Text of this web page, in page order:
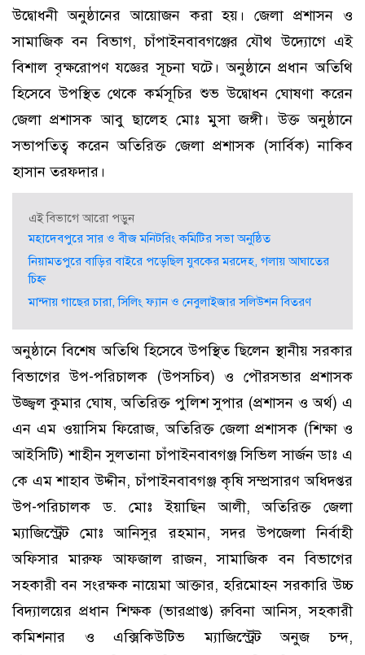
উদ্বোধনী অনুষ্ঠানের আয়োজন করা হয়। জেলা প্রশাসন ও
সামাজিক বন বিভাগ, চাঁপাইনবাবগঞ্জের যৌথ উদ্যোগে এই
বিশাল বৃক্ষরোপণ যজ্ঞের সূচনা ঘটে। ​অনুষ্ঠানে প্রধান অতিথি
হিসেবে উপস্থিত থেকে কর্মসূচির শুভ উদ্বোধন ঘোষণা করেন
জেলা প্রশাসক আবু ছালেহ মোঃ মুসা জঙ্গী। উক্ত অনুষ্ঠানে
সভাপতিত্ব করেন অতিরিক্ত জেলা প্রশাসক (সার্বিক) নাকিব
হাসান তরফদার।
এই বিভাগে আরো পড়ুন
মহাদেবপুরে সার ও বীজ মনিটরিং কমিটির সভা অনুষ্ঠিত
নিয়ামতপুরে বাড়ির বাইরে পড়েছিল যুবকের মরদেহ, গলায় আঘাতের
চিহ্ন
মান্দায় গাছের চারা, সিলিং ফ্যান ও নেবুলাইজার সলিউশন বিতরণ
অনুষ্ঠানে বিশেষ অতিথি হিসেবে উপস্থিত ছিলেন স্থানীয় সরকার
বিভাগের উপ-পরিচালক (উপসচিব) ও পৌরসভার প্রশাসক
উজ্জ্বল কুমার ঘোষ, অতিরিক্ত পুলিশ সুপার (প্রশাসন ও অর্থ) এ
এন এম ওয়াসিম ফিরোজ, অতিরিক্ত জেলা প্রশাসক (শিক্ষা ও
আইসিটি) শাহীন সুলতানা চাঁপাইনবাবগঞ্জ সিভিল সার্জন ডাঃ এ
কে এম শাহাব উদ্দীন, চাঁপাইনবাবগঞ্জ কৃষি সম্প্রসারণ অধিদপ্তর
উপ-পরিচালক ড. মোঃ ইয়াছিন আলী, অতিরিক্ত জেলা
ম্যাজিস্ট্রেট মোঃ আনিসুর রহমান, সদর উপজেলা নির্বাহী
অফিসার মারুফ আফজাল রাজন, সামাজিক বন বিভাগের
সহকারী বন সংরক্ষক নায়েমা আক্তার, হরিমোহন সরকারি উচ্চ
বিদ্যালয়ের প্রধান শিক্ষক (ভারপ্রাপ্ত) রুবিনা আনিস, সহকারী
কমিশনার ও এক্সিকিউটিভ ম্যাজিস্ট্রেট অনুজ চন্দ,